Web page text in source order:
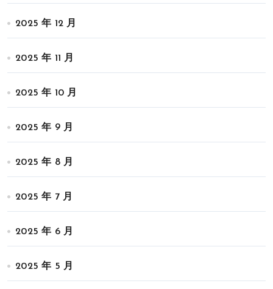
2025 年 12 月
2025 年 11 月
2025 年 10 月
2025 年 9 月
2025 年 8 月
2025 年 7 月
2025 年 6 月
2025 年 5 月